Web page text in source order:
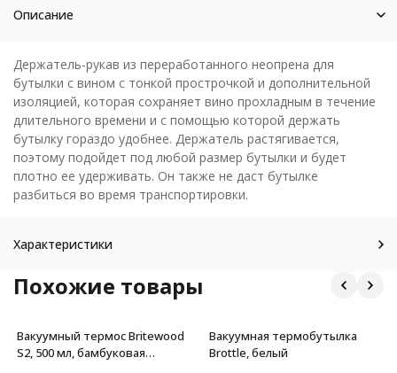
Описание
Держатель-рукав из переработанного неопрена для
бутылки с вином с тонкой прострочкой и дополнительной
изоляцией, которая сохраняет вино прохладным в течение
длительного времени и с помощью которой держать
бутылку гораздо удобнее. Держатель растягивается,
поэтому подойдет под любой размер бутылки и будет
плотно ее удерживать. Он также не даст бутылке
разбиться во время транспортировки.
Характеристики
Похожие товары
Вакуумный термос Britewood
S2, 500 мл, бамбуковая
Вакуумная термобутылка
Brottle, белый